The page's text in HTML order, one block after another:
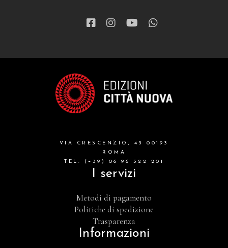
VIA CRESCENZIO, 43 00193
ROMA
TEL. (+39) 06 96 522 201
I servizi
Metodi di pagamento
Politiche di spedizione
Trasparenza
Informazioni